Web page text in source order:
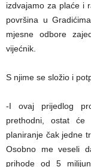
izdvajamo za plaće i
površina u
mjesne odbore
vijećnik.
S njime se složio i
-I ovaj prijedlog
prethodni, ostat
planiranje čak jedne
Osobno me veseli
prihode od 5